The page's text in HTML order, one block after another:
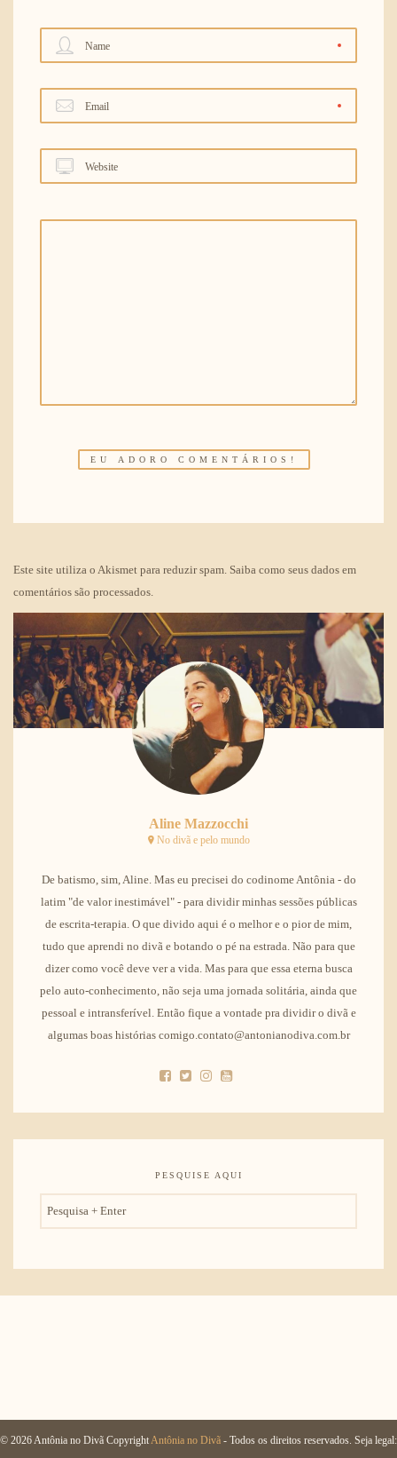
Name
Email
Website
Este site utiliza o Akismet para reduzir spam. Saiba como seus dados em
comentários são processados
Aline Mazzocchi
No divã e pelo mundo
De batismo, sim, Aline. Mas eu precisei do codinome Antônia - do
latim "de valor inestimável" - para dividir minhas sessões públicas
de escrita-terapia. O que divido aqui é o melhor e o pior de mim,
tudo que aprendi no divã e botando o pé na estrada. Não para que
dizer como você deve ver a vida. Mas para que essa eterna busca
pelo auto-conhecimento, não seja uma jornada solitária, ainda que
pessoal e intransferível. Então fique a vontade pra dividir o divã e
algumas boas histórias comigo.contato@antonianodiva.com.br
PESQUISE AQUI
© 2026 Antônia no Divã CopyrightAntônia no Divã - Todos os direitos reservados. Seja legal: